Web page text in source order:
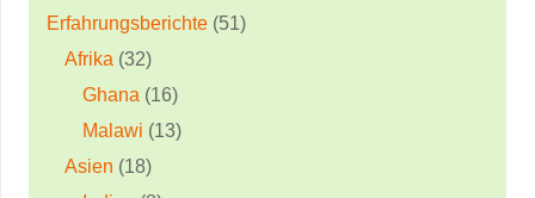
Erfahrungsberichte (51)
Afrika (32)
Ghana (16)
Malawi (13)
Asien (18)